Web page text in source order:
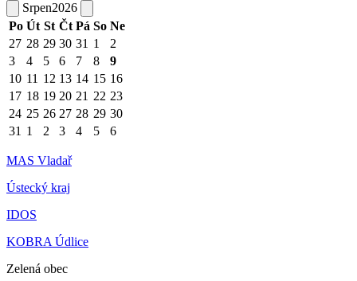
Srpen2026
Po Út St Čt Pá So Ne
27 28 29 30 31 1
2
3
4 5 6 7 8
9
10 11 12 13 14 15 16
17 18 19 20 21 22 23
24 25 26 27 28 29 30
31 1 2 3 4 5 6
MAS Vladař
Ústecký kraj
IDOS
KOBRA Údlice
Zelená obec